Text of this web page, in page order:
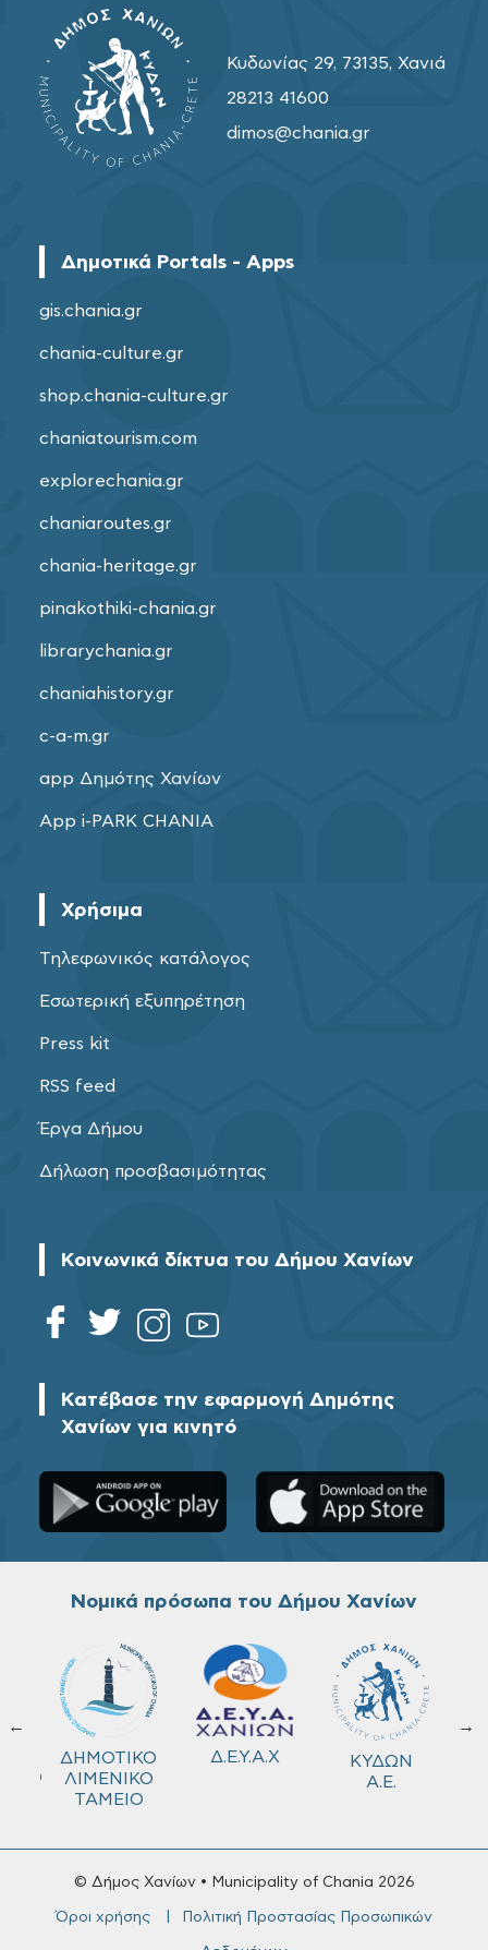
Κυδωνίας 29, 73135, Χανιά
28213 41600
dimos@chania.gr
Δημοτικά Portals - Apps
gis.chania.gr
chania-culture.gr
shop.chania-culture.gr
chaniatourism.com
explorechania.gr
chaniaroutes.gr
chania-heritage.gr
pinakothiki-chania.gr
librarychania.gr
chaniahistory.gr
c-a-m.gr
app Δημότης Χανίων
App i-PARK CHANIA
Χρήσιμα
Τηλεφωνικός κατάλογος
Εσωτερική εξυπηρέτηση
Press kit
RSS feed
Έργα Δήμου
Δήλωση προσβασιμότητας
Κοινωνικά δίκτυα του Δήμου Χανίων
Κατέβασε την εφαρμογή Δημότης
Χανίων για κινητό
Νομικά πρόσωπα του Δήμου Χανίων
←
Δ.Ε.Υ.Α.Χ
ΚΥΔΩΝ
→
© Δήμος Χανίων • Municipality of Chania 2026
Όροι χρήσης Πολιτική Προστασίας Προσωπικών